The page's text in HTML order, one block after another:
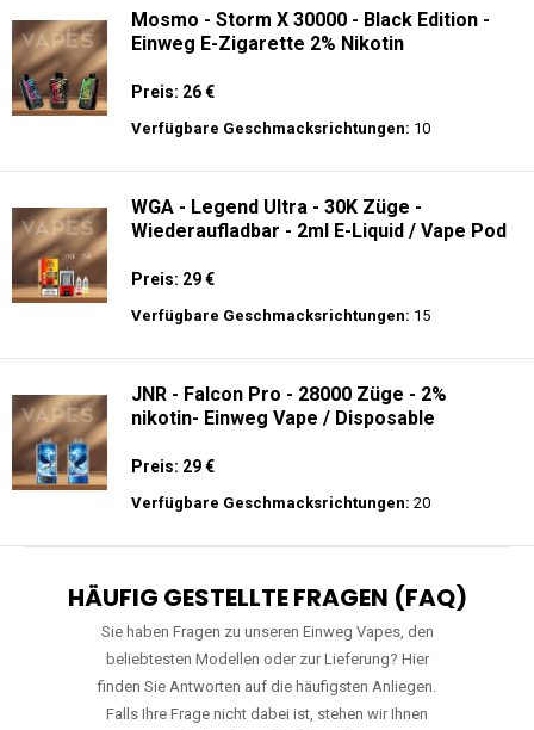
Mosmo - Storm X 30000 - Black Edition -
Einweg E-Zigarette 2% Nikotin
Preis: 26 €
Verfügbare Geschmacksrichtungen: 10
WGA - Legend Ultra - 30K Züge -
Wiederaufladbar - 2ml E-Liquid / Vape Pod
Preis: 29 €
Verfügbare Geschmacksrichtungen: 15
JNR - Falcon Pro - 28000 Züge - 2%
nikotin- Einweg Vape / Disposable
Preis: 29 €
Verfügbare Geschmacksrichtungen: 20
HÄUFIG GESTELLTE FRAGEN (FAQ)
Sie haben Fragen zu unseren Einweg Vapes, den
beliebtesten Modellen oder zur Lieferung? Hier
finden Sie Antworten auf die häufigsten Anliegen.
Falls Ihre Frage nicht dabei ist, stehen wir Ihnen